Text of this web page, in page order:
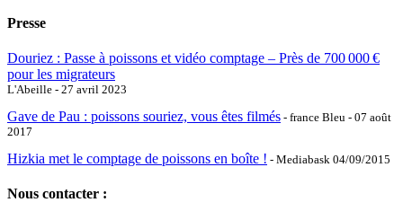
Presse
Douriez : Passe à poissons et vidéo comptage – Près de 700 000 €
pour les migrateurs
L'Abeille - 27 avril 2023
Gave de Pau : poissons souriez, vous êtes filmés - france Bleu - 07 août
2017
Hizkia met le comptage de poissons en boîte ! - Mediabask 04/09/2015
Nous contacter :